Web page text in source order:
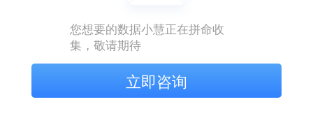
您想要的数据小慧正在拼命收
集，敬请期待
立即咨询